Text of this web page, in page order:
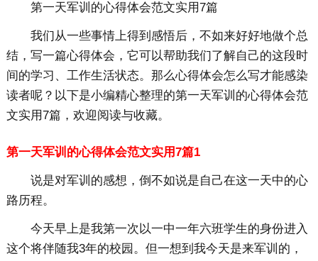
第一天军训的心得体会范文实用7篇
我们从一些事情上得到感悟后，不如来好好地做个总
结，写一篇心得体会，它可以帮助我们了解自己的这段时
间的学习、工作生活状态。那么心得体会怎么写才能感染
读者呢？以下是小编精心整理的第一天军训的心得体会范
文实用7篇，欢迎阅读与收藏。
第一天军训的心得体会范文实用7篇1
说是对军训的感想，倒不如说是自己在这一天中的心
路历程。
今天早上是我第一次以一中一年六班学生的身份进入
这个将伴随我3年的校园。但一想到我今天是来军训的，